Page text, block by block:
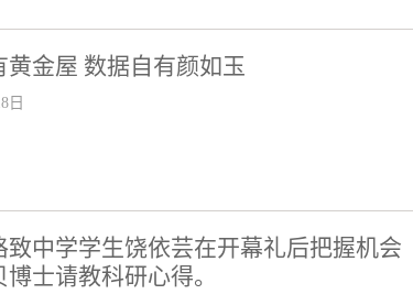
黄金屋 数据自有颜如玉
日
致中学学生饶依芸在开幕礼后把握机会
士请教科研心得。